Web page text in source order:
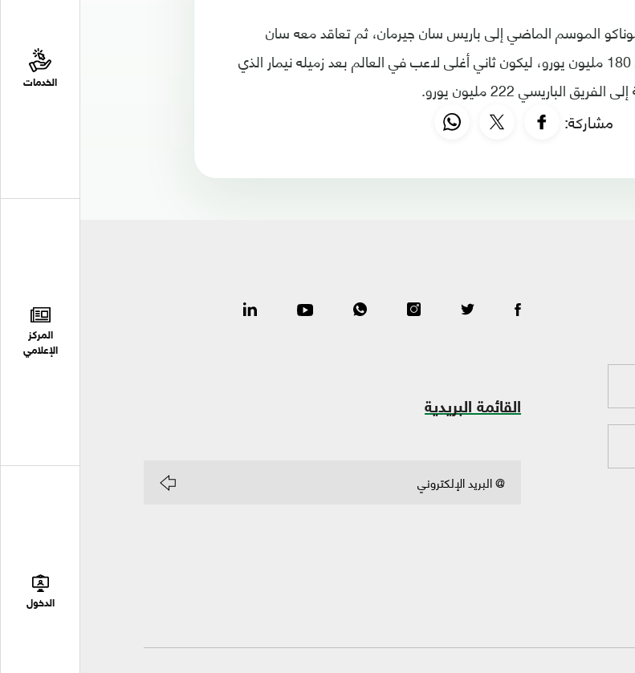
الخدمات
المركز
الإعلامي
الدخول
أعير من موناكو الموسم الماضي إلى باريس سان جيرمان، ثم تعاقد معه سان
جيرمان رسميا هذا الموسم مقابل 180 مليون يورو، ليكون ثاني أغلى لاعب في العالم بعد زميله نيمار الذي
222 مليون يورو.
مشاركة:
القائمة البريدية